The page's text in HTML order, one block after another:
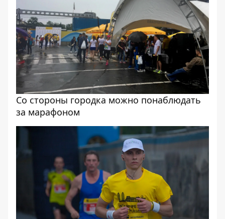
Со стороны городка можно понаблюдать
за марафоном